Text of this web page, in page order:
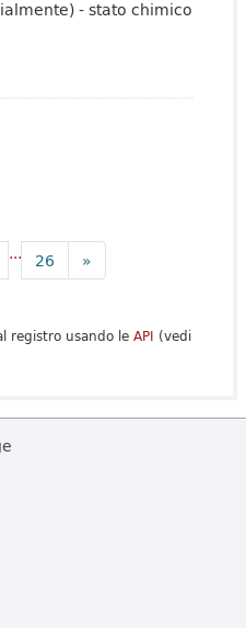
- stato chimico
... 26 »
registro usando le API (vedi